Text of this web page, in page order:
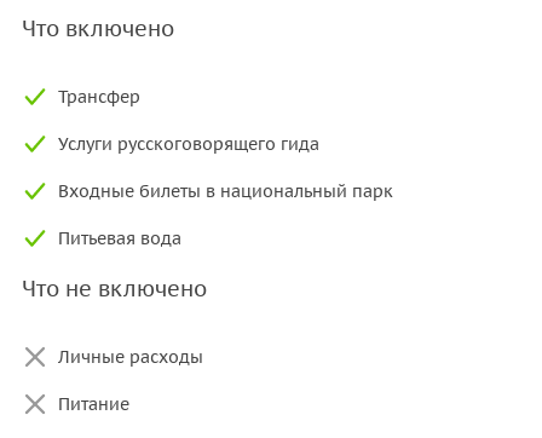
Что включено
Трансфер
Услуги русскоговорящего гида
Входные билеты в национальный парк
Питьевая вода
Что не включено
Личные расходы
Питание